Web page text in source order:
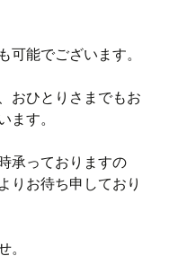
可能でございます。
おひとりさまでもお
ます。
承っておりますの
りお待ち申しており
。